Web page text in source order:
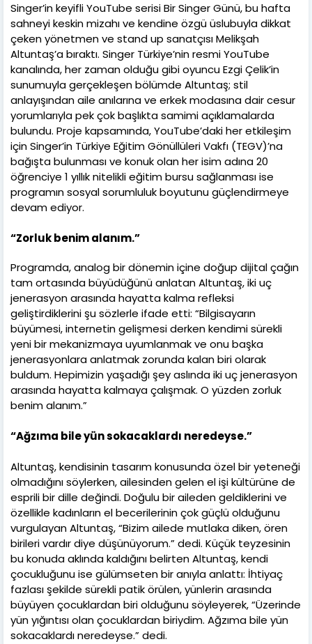
Singer’in keyifli YouTube serisi Bir Singer Günü, bu hafta
sahneyi keskin mizahı ve kendine özgü üslubuyla dikkat
çeken yönetmen ve stand up sanatçısı Melikşah
Altuntaş’a bıraktı. Singer Türkiye’nin resmi YouTube
kanalında, her zaman olduğu gibi oyuncu Ezgi Çelik’in
sunumuyla gerçekleşen bölümde Altuntaş; stil
anlayışından aile anılarına ve erkek modasına dair cesur
yorumlarıyla pek çok başlıkta samimi açıklamalarda
bulundu. Proje kapsamında, YouTube’daki her etkileşim
için Singer’in Türkiye Eğitim Gönüllüleri Vakfı (TEGV)’na
bağışta bulunması ve konuk olan her isim adına 20
öğrenciye 1 yıllık nitelikli eğitim bursu sağlanması ise
programın sosyal sorumluluk boyutunu güçlendirmeye
devam ediyor.
“Zorluk benim alanım.”
Programda, analog bir dönemin içine doğup dijital çağın
tam ortasında büyüdüğünü anlatan Altuntaş, iki uç
jenerasyon arasında hayatta kalma refleksi
geliştirdiklerini şu sözlerle ifade etti: “Bilgisayarın
büyümesi, internetin gelişmesi derken kendimi sürekli
yeni bir mekanizmaya uyumlanmak ve onu başka
jenerasyonlara anlatmak zorunda kalan biri olarak
buldum. Hepimizin yaşadığı şey aslında iki uç jenerasyon
arasında hayatta kalmaya çalışmak. O yüzden zorluk
benim alanım.”
“Ağzıma bile yün sokacaklardı neredeyse.”
Altuntaş, kendisinin tasarım konusunda özel bir yeteneği
olmadığını söylerken, ailesinden gelen el işi kültürüne de
esprili bir dille değindi. Doğulu bir aileden geldiklerini ve
özellikle kadınların el becerilerinin çok güçlü olduğunu
vurgulayan Altuntaş, “Bizim ailede mutlaka diken, ören
birileri vardır diye düşünüyorum.” dedi. Küçük teyzesinin
bu konuda aklında kaldığını belirten Altuntaş, kendi
çocukluğunu ise gülümseten bir anıyla anlattı: İhtiyaç
fazlası şekilde sürekli patik örülen, yünlerin arasında
büyüyen çocuklardan biri olduğunu söyleyerek, “Üzerinde
yün yığıntısı olan çocuklardan biriydim. Ağzıma bile yün
sokacaklardı neredeyse.” dedi.